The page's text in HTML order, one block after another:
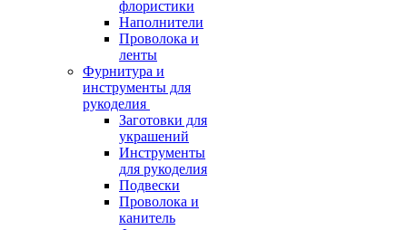
флористики
Наполнители
Проволока и
ленты
Фурнитура и
инструменты для
рукоделия
Заготовки для
украшений
Инструменты
для рукоделия
Подвески
Проволока и
канитель